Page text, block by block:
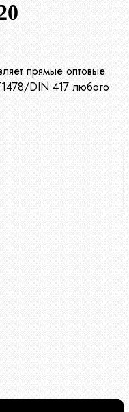
прямые оптовые
DIN 417 любого